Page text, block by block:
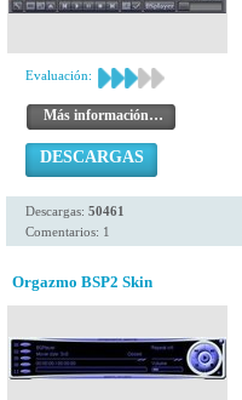
Evaluación:
Más información…
DESCARGAS
Descargas: 50461
Comentarios: 1
Orgazmo BSP2 Skin